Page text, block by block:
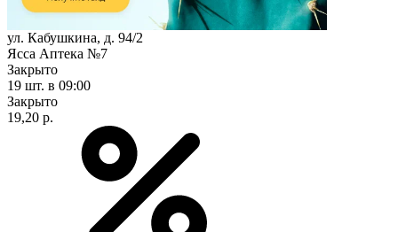
ул. Кабушкина, д. 94/2
Ясса Аптека №7
Закрыто
19 шт. в 09:00
Закрыто
19,20 р.